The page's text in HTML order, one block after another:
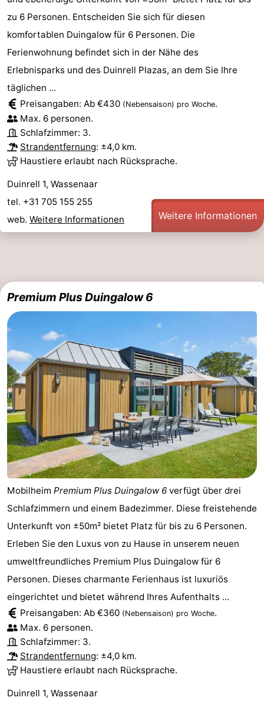
zu 6 Personen. Entscheiden Sie sich für diesen
komfortablen Duingalow für 6 Personen. Die
Ferienwohnung befindet sich in der Nähe des
Erlebnisparks und des Duinrell Plazas, an dem Sie Ihre
täglichen ...
Preisangaben: Ab €430 (Nebensaison) pro Woche.
Max. 6 personen.
Schlafzimmer: 3.
Strandentfernung: ±4,0 km.
Haustiere erlaubt nach Rücksprache.
Duinrell 1, Wassenaar
tel. +31 705 155 255
web. Weitere Informationen Weitere Informationen
Premium Plus Duingalow 6
Mobilheim Premium Plus Duingalow 6 verfügt über drei
Schlafzimmern und einem Badezimmer. Diese freistehende
Unterkunft von ±50m² bietet Platz für bis zu 6 Personen.
Erleben Sie den Luxus von zu Hause in unserem neuen
umweltfreundliches Premium Plus Duingalow für 6
Personen. Dieses charmante Ferienhaus ist luxuriös
eingerichtet und bietet während Ihres Aufenthalts ...
Preisangaben: Ab €360 (Nebensaison) pro Woche.
Max. 6 personen.
Schlafzimmer: 3.
Strandentfernung: ±4,0 km.
Haustiere erlaubt nach Rücksprache.
Duinrell 1, Wassenaar